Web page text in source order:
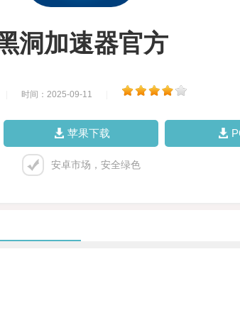
洞加速器官方
时间：2025-09-11
苹果下载
安卓市场，安全绿色